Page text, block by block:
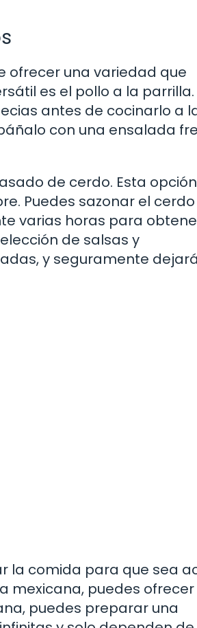
ofrecer una variedad que
es el pollo a la parrilla.
antes de cocinarlo a
con una ensalada
de cerdo. Esta
Puedes sazonar el
varias horas para
de salsas y
y seguramente
la comida para que sea
mexicana, puedes
puedes preparar una